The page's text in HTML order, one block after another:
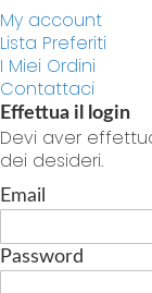
My account
Lista Preferiti
I Miei Ordini
Contattaci
Effettua il login
Devi aver
dei desideri.
Email
Password